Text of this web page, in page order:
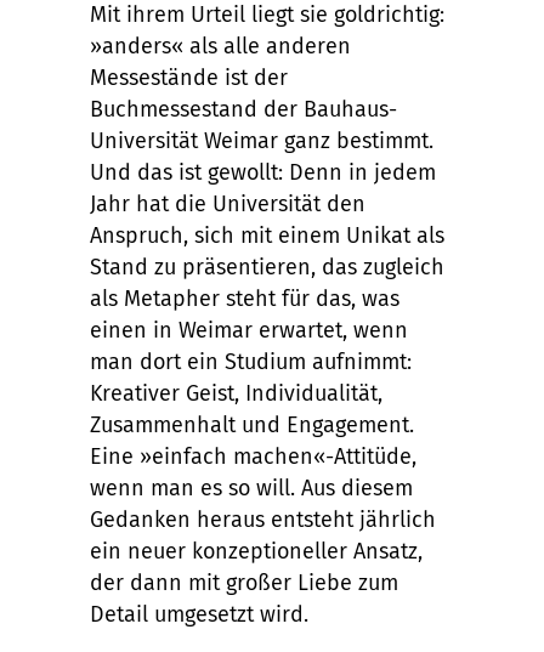
Mit ihrem Urteil liegt sie goldrichtig:
»anders« als alle anderen
Messestände ist der
Buchmessestand der Bauhaus-
Universität Weimar ganz bestimmt.
Und das ist gewollt: Denn in jedem
Jahr hat die Universität den
Anspruch, sich mit einem Unikat als
Stand zu präsentieren, das zugleich
als Metapher steht für das, was
einen in Weimar erwartet, wenn
man dort ein Studium aufnimmt:
Kreativer Geist, Individualität,
Zusammenhalt und Engagement.
Eine »einfach machen«-Attitüde,
wenn man es so will. Aus diesem
Gedanken heraus entsteht jährlich
ein neuer konzeptioneller Ansatz,
der dann mit großer Liebe zum
Detail umgesetzt wird.